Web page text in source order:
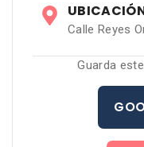
Calle Reyes
Guarda